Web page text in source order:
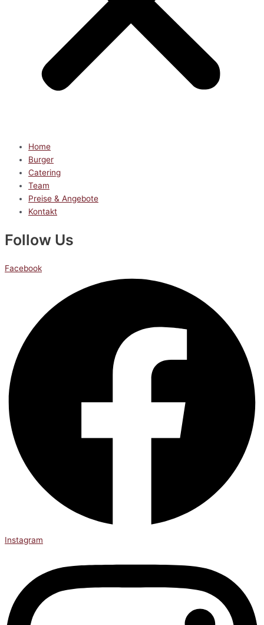
Home
Burger
Catering
Team
Preise & Angebote
Kontakt
Follow Us
Facebook
Instagram